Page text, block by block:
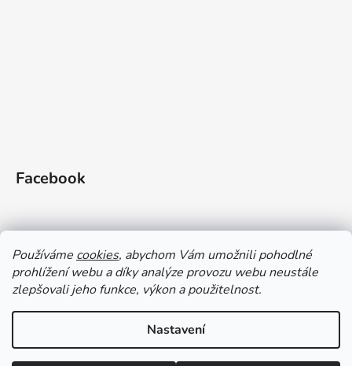
Používáme cookies, abychom Vám umožnili pohodlné
prohlížení webu a díky analýze provozu webu neustále
zlepšovali jeho funkce, výkon a použitelnost.
Nastavení
Facebook
Doprava a platba Vrácení zboží Obchodní podmínky
Zásady ochrany OÚ a GDPR Magazín Kontakty